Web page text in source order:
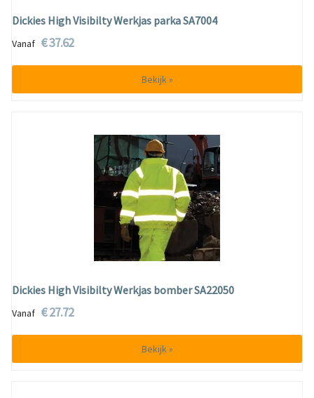
Dickies High Visibilty Werkjas parka SA7004
Vanaf € 37.62
Bekijk »
Dickies High Visibilty Werkjas bomber SA22050
Vanaf € 27.72
Bekijk »